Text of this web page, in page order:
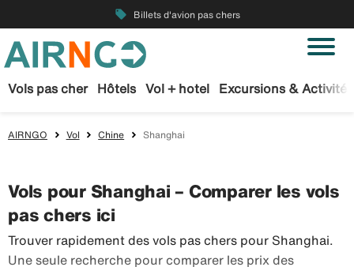
local_offer Billets d'avion pas chers
Vols pas cher Hôtels Vol + hotel Excursions & Activités
AIRNGO Vol Chine Shanghai
Vols pour Shanghai – Comparer les vols
pas chers ici
Trouver rapidement des vols pas chers pour Shanghai.
Une seule recherche pour comparer les prix des